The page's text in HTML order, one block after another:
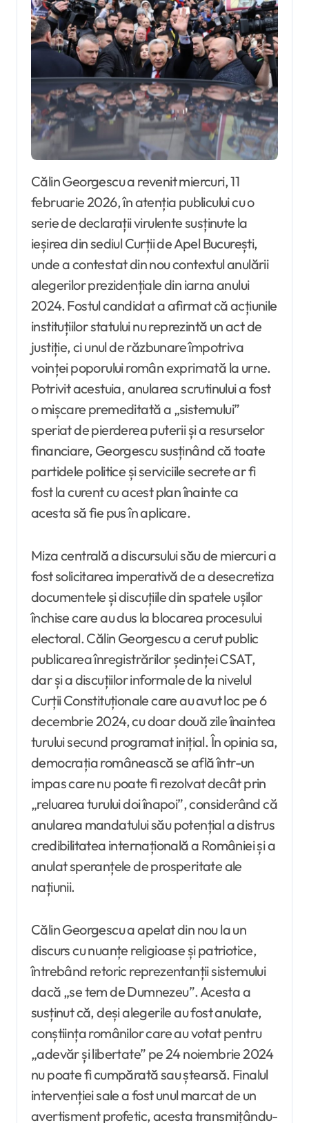
Călin Georgescu a revenit miercuri, 11
februarie 2026, în atenția publicului cu o
serie de declarații virulente susținute la
ieșirea din sediul Curții de Apel București,
unde a contestat din nou contextul anulării
alegerilor prezidențiale din iarna anului
2024. Fostul candidat a afirmat că acțiunile
instituțiilor statului nu reprezintă un act de
justiție, ci unul de răzbunare împotriva
voinței poporului român exprimată la urne.
Potrivit acestuia, anularea scrutinului a fost
o mișcare premeditată a „sistemului”
speriat de pierderea puterii și a resurselor
financiare, Georgescu susținând că toate
partidele politice și serviciile secrete ar fi
fost la curent cu acest plan înainte ca
acesta să fie pus în aplicare.
Miza centrală a discursului său de miercuri a
fost solicitarea imperativă de a desecretiza
documentele și discuțiile din spatele ușilor
închise care au dus la blocarea procesului
electoral. Călin Georgescu a cerut public
publicarea înregistrărilor ședinței CSAT,
dar și a discuțiilor informale de la nivelul
Curții Constituționale care au avut loc pe 6
decembrie 2024, cu doar două zile înaintea
turului secund programat inițial. În opinia sa,
democrația românească se află într-un
impas care nu poate fi rezolvat decât prin
„reluarea turului doi înapoi”, considerând că
anularea mandatului său potențial a distrus
credibilitatea internațională a României și a
anulat speranțele de prosperitate ale
națiunii.
Călin Georgescu a apelat din nou la un
discurs cu nuanțe religioase și patriotice,
întrebând retoric reprezentanții sistemului
dacă „se tem de Dumnezeu”. Acesta a
susținut că, deși alegerile au fost anulate,
conștiința românilor care au votat pentru
„adevăr și libertate” pe 24 noiembrie 2024
nu poate fi cumpărată sau ștearsă. Finalul
intervenției sale a fost unul marcat de un
avertisment profetic, acesta transmițându-